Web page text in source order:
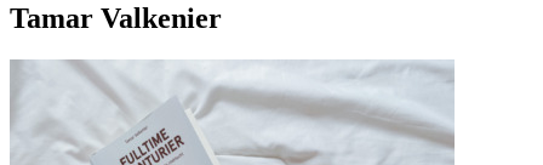
Tamar Valkenier